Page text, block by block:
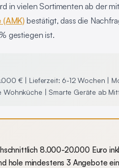
in vielen Sortimenten ab der
bestätigt, dass die
gestiegen ist.
€ | Lieferzeit: 6-12 Wochen |
| Smarte Geräte ab
8.000-20.000 Euro
hole mindestens 3 Angebote